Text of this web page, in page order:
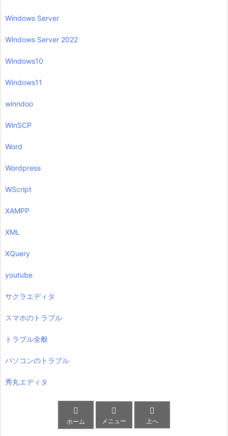
Windows Server
Windows Server 2022
Windows10
Windows11
winndoo
WinSCP
Word
Wordpress
WScript
XAMPP
XML
XQuery
youtube
サクラエディタ
スマホのトラブル
トラブル全般
パソコンのトラブル
秀丸エディタ

ホーム

メニュー

上へ